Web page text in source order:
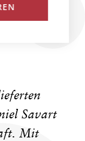
Savart
Mit